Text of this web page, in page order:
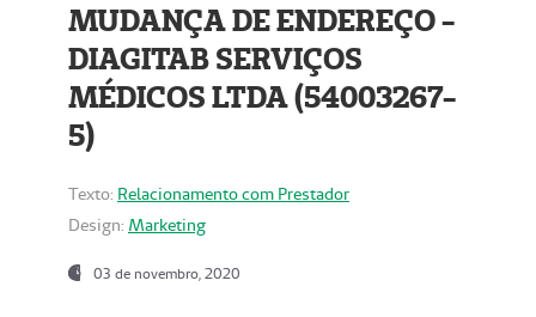
MUDANÇA DE ENDEREÇO -
DIAGITAB SERVIÇOS
MÉDICOS LTDA (54003267-
5)
Texto: Relacionamento com Prestador
Design: Marketing
03 de novembro, 2020